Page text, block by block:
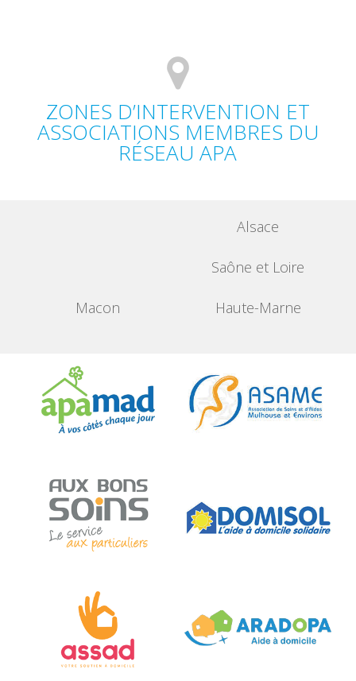
ZONES D’INTERVENTION ET
ASSOCIATIONS MEMBRES DU
RÉSEAU APA
Alsace
Saône et Loire
Macon Haute-Marne